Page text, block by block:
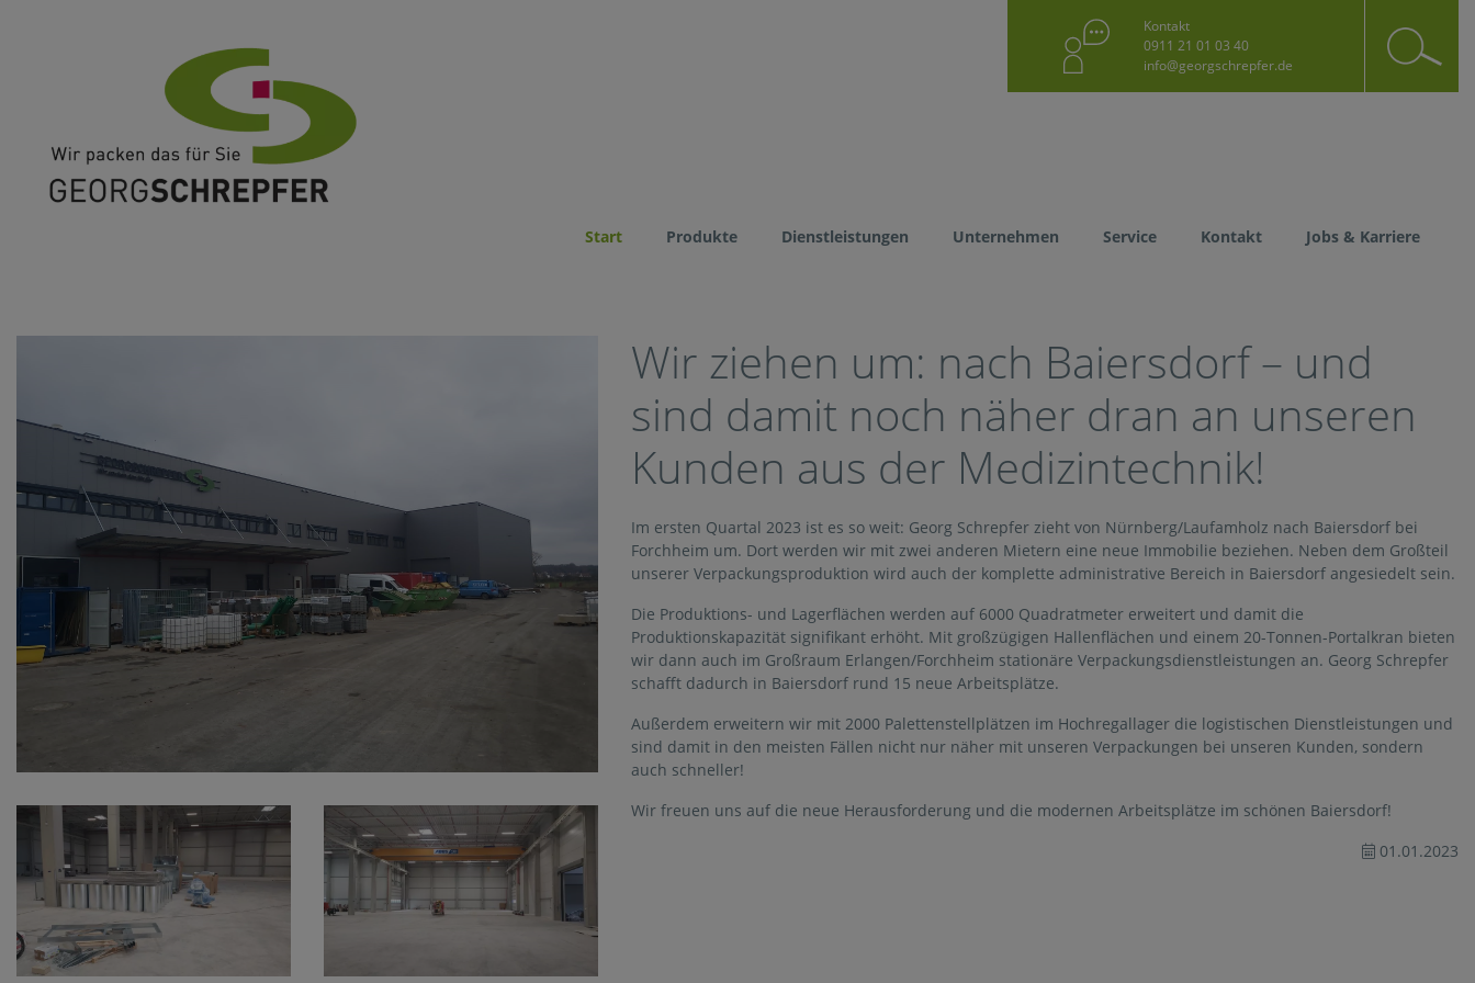
Kontakt
0911 21 01 03 40
info@georgschrepfer.de
Start Produkte Dienstleistungen Unternehmen Service Kontakt Jobs & Karriere
Wir ziehen um: nach Baiersdorf – und
sind damit noch näher dran an unseren
Kunden aus der Medizintechnik!
Im ersten Quartal 2023 ist es so weit: Georg Schrepfer zieht von Nürnberg/Laufamholz nach Baiersdorf bei
Forchheim um. Dort werden wir mit zwei anderen Mietern eine neue Immobilie beziehen. Neben dem Großteil
unserer Verpackungsproduktion wird auch der komplette administrative Bereich in Baiersdorf angesiedelt sein.
Die Produktions- und Lagerflächen werden auf 6000 Quadratmeter erweitert und damit die
Produktionskapazität signifikant erhöht. Mit großzügigen Hallenflächen und einem 20-Tonnen-Portalkran bieten
wir dann auch im Großraum Erlangen/Forchheim stationäre Verpackungsdienstleistungen an. Georg Schrepfer
schafft dadurch in Baiersdorf rund 15 neue Arbeitsplätze.
Außerdem erweitern wir mit 2000 Palettenstellplätzen im Hochregallager die logistischen Dienstleistungen und
sind damit in den meisten Fällen nicht nur näher mit unseren Verpackungen bei unseren Kunden, sondern
auch schneller!
Wir freuen uns auf die neue Herausforderung und die modernen Arbeitsplätze im schönen Baiersdorf!
01.01.2023